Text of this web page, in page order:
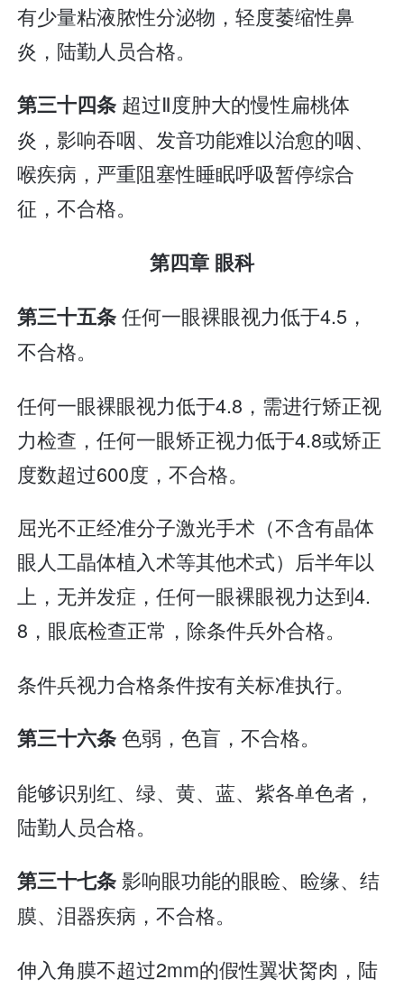
有少量粘液脓性分泌物，轻度萎缩性鼻
炎，陆勤人员合格。
第三十四条 超过Ⅱ度肿大的慢性扁桃体
炎，影响吞咽、发音功能难以治愈的咽、
喉疾病，严重阻塞性睡眠呼吸暂停综合
征，不合格。
第四章 眼科
第三十五条任何一眼裸眼视力低于4.5，
不合格。
任何一眼裸眼视力低于4.8，需进行矫正视
力检查，任何一眼矫正视力低于4.8或矫正
度数超过600度，不合格。
屈光不正经准分子激光手术（不含有晶体
眼人工晶体植入术等其他术式）后半年以
上，无并发症，任何一眼裸眼视力达到4.
8，眼底检查正常，除条件兵外合格。
条件兵视力合格条件按有关标准执行。
第三十六条色弱，色盲，不合格。
能够识别红、绿、黄、蓝、紫各单色者，
陆勤人员合格。
第三十七条影响眼功能的眼睑、睑缘、结
膜、泪器疾病，不合格。
伸入角膜不超过2mm的假性翼状胬肉，陆